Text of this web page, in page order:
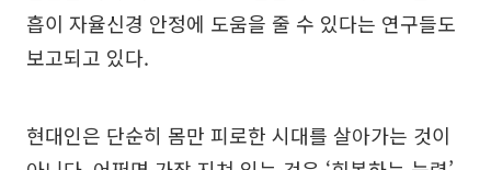
흡이 자율신경 안정에 도움을 줄 수 있다는 연구들도
보고되고 있다.
현대인은 단순히 몸만 피로한 시대를 살아가는 것이